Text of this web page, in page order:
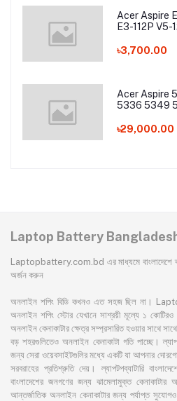
Acer Aspire
E3-112P
৳3,700.00
Acer Aspire
5336 5349
5745 5749
৳29,000.00
Laptop Battery
Laptopbattery.com.bd এর মাধ্যমে বাংলাদেশে
অর্জন করুন
অনলাইন শপিং বিডি কখনও এত সহজ ছিল না।
অনলাইন শপিং স্টোর যেখানে সাশ্রয়ী মূল্যে ১ কোটিরও
অনলাইন কেনাকাটার ক্ষেত্র সম্প্রসারিত হওয়ার সাথে
বড় শহরগুলিতেও অনলাইন কেনাকাটা গতি পাচ্ছে।
জন্য সেরা ওয়েবসাইটগুলির মধ্যে একটি যা আপনার
সরবরাহের প্রতিশ্রুতি দেয়। ল্যাপটপব্যাটারি
বাংলাদেশের জনগণের জন্য ঝামেলামুক্ত কেনাকাটার
আন্তর্জাতিক অনলাইন কেনাকাটার জন্য পর্যাপ্ত